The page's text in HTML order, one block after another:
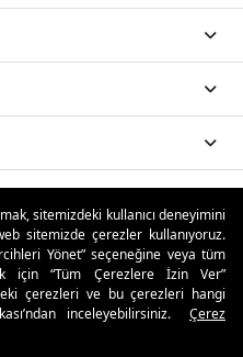
sitemizdeki kullanıcı deneyimini
sitemizde çerezler kullanıyoruz.
Yönet” seçeneğine veya tüm
için “Tüm Çerezlere İzin Ver”
çerezleri ve bu çerezleri hangi
inceleyebilirsiniz.
Çerez